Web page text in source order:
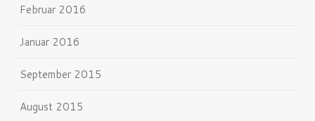
Februar 2016
Januar 2016
September 2015
August 2015